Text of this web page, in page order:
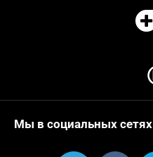
Мы в социальных сетях